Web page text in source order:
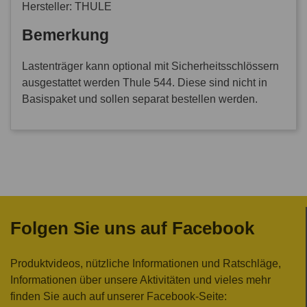
Hersteller: THULE
Bemerkung
Lastenträger kann optional mit Sicherheitsschlössern
ausgestattet werden Thule 544. Diese sind nicht in
Basispaket und sollen separat bestellen werden.
Folgen Sie uns auf Facebook
Produktvideos, nützliche Informationen und Ratschläge,
Informationen über unsere Aktivitäten und vieles mehr
finden Sie auch auf unserer Facebook-Seite: